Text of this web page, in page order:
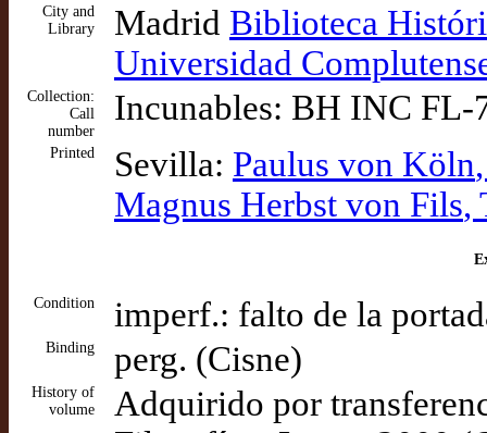
City and
Library
Madrid Biblioteca
Universidad
Collection:
Call
number
Incunables: BH INC FL-
Printed Sevilla: Paulus von Köln
Magnus Herbst von Fils,
Condition imperf.: falto de la
Binding perg. (Cisne)
History of
volume
Adquirido por